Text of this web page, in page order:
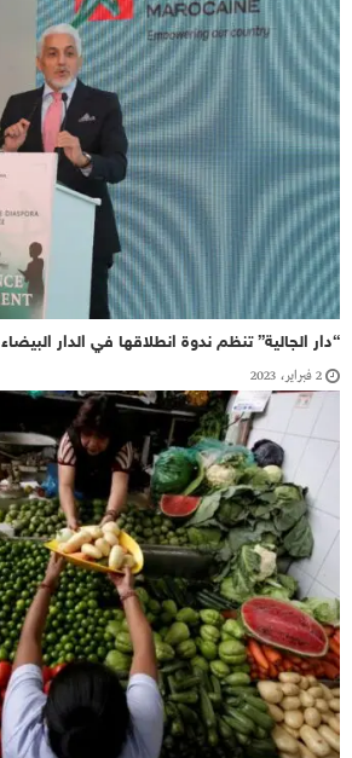
“دار الجالية” تنظم ندوة انطلاقها في الدار البيضاء
2 فبراير، 2023